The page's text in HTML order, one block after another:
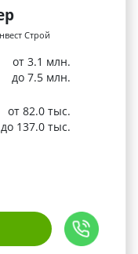
Строй
от 3.1 млн.
до 7.5 млн.
от 82.0 тыс.
до 137.0 тыс.